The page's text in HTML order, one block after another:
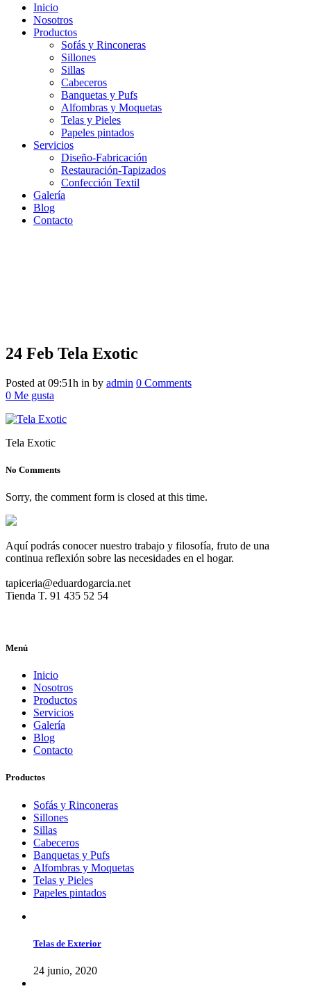
Inicio
Nosotros
Productos
Sofás y Rinconeras
Sillones
Sillas
Cabeceros
Banquetas y Pufs
Alfombras y Moquetas
Telas y Pieles
Papeles pintados
Servicios
Diseño-Fabricación
Restauración-Tapizados
Confección Textil
Galería
Blog
Contacto
Tela Exotic
24 Feb Tela Exotic
Posted at 09:51h in by admin 0 Comments
0 Me gusta
Tela Exotic
No Comments
Sorry, the comment form is closed at this time.
Aquí podrás conocer nuestro trabajo y filosofía, fruto de una
continua reflexión sobre las necesidades en el hogar.
tapiceria@eduardogarcia.net
Tienda T. 91 435 52 54
Menú
Inicio
Nosotros
Productos
Servicios
Galería
Blog
Contacto
Productos
Sofás y Rinconeras
Sillones
Sillas
Cabeceros
Banquetas y Pufs
Alfombras y Moquetas
Telas y Pieles
Papeles pintados
Telas de Exterior
24 junio, 2020